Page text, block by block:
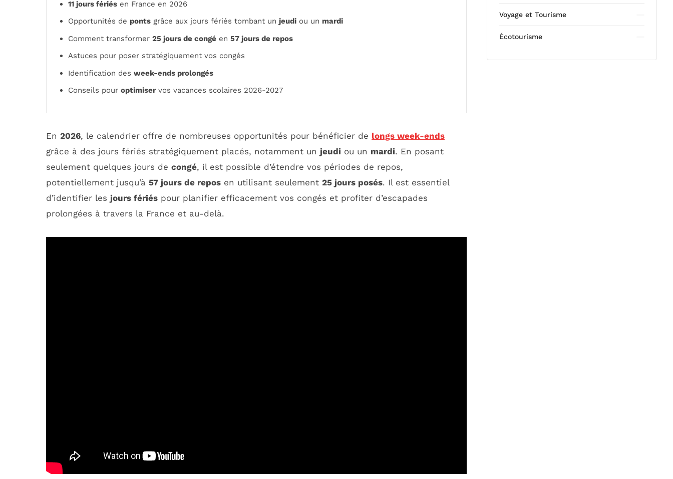
11 jours fériés en France en 2026
Opportunités de ponts grâce aux jours fériés tombant un jeudi ou un mardi
Comment transformer 25 jours de congé en 57 jours de repos
Astuces pour poser stratégiquement vos congés
Identification des week-ends prolongés
Conseils pour optimiservos vacances scolaires 2026-2027
En 2026, le calendrier offre de nombreuses opportunités pour bénéficier de longs week-ends
grâce à des jours fériés stratégiquement placés, notamment un jeudi ou un mardi. En posant
seulement quelques jours de congé, il est possible d’étendre vos périodes de repos,
potentiellement jusqu’à 57 jours de repos en utilisant seulement 25 jours posés. Il est essentiel
d’identifier les jours fériés pour planifier efficacement vos congés et profiter d’escapades
prolongées à travers la France et au-delà.
Voyage et Tourisme
Écotourisme